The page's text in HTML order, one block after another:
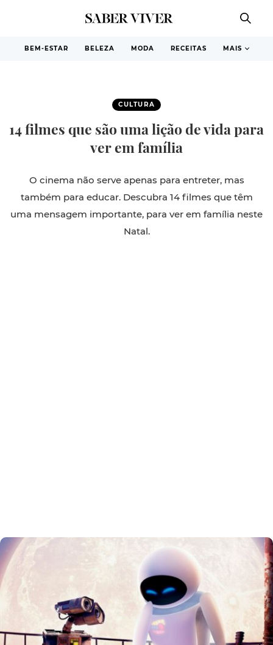
BEM-ESTAR BELEZA MODA RECEITAS MAIS
CULTURA
14 filmes que são uma lição de vida para
ver em família
O cinema não serve apenas para entreter, mas
também para educar. Descubra 14 filmes que têm
uma mensagem importante, para ver em família neste
Natal.